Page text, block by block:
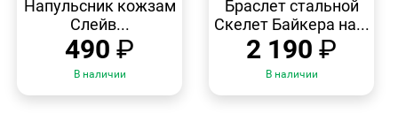
Напульсник кожзам
Слейв...
490 ₽
В наличии
Браслет стальной
Скелет Байкера на...
2 190 ₽
В наличии